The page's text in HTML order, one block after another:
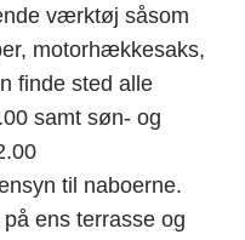
værktøj såsom
motorhækkesaks,
finde sted alle
samt søn- og
til naboerne.
ens terrasse og